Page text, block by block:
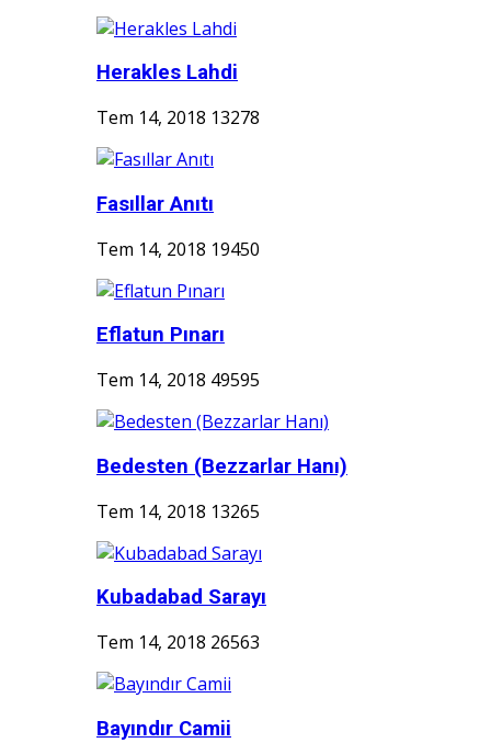
Herakles Lahdi
Tem 14, 2018 13278
Fasıllar Anıtı
Tem 14, 2018 19450
Eflatun Pınarı
Tem 14, 2018 49595
Bedesten (Bezzarlar Hanı)
Tem 14, 2018 13265
Kubadabad Sarayı
Tem 14, 2018 26563
Bayındır Camii